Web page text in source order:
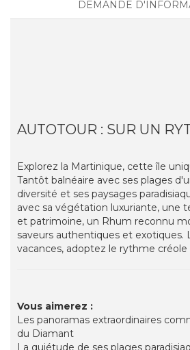
DEMANDE
AUTOTOUR : SUR UN
Explorez la Martinique, cette île
Tantôt balnéaire avec ses plages
diversité et ses paysages
avec sa végétation luxuriante, une
et patrimoine, un Rhum reconnu
saveurs authentiques et exotiques.
vacances, adoptez le rythme créole
Vous aimerez :
Les panoramas extraordinaires
du Diamant
La quiétude de ses plages